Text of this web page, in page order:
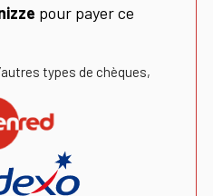
pour payer ce
types de chèques,